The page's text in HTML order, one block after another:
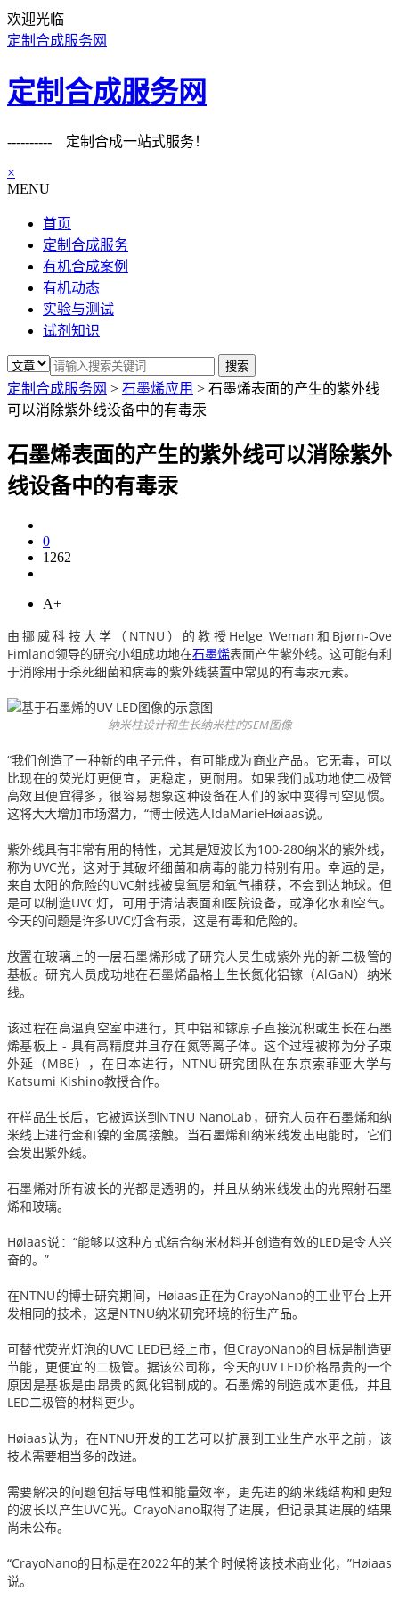
欢迎光临
定制合成服务网
定制合成服务网
---------- 定制合成一站式服务！
×
MENU
首页
定制合成服务
有机合成案例
有机动态
实验与测试
试剂知识
定制合成服务网 > 石墨烯应用 > 石墨烯表面的产生的紫外线
可以消除紫外线设备中的有毒汞
石墨烯表面的产生的紫外线可以消除紫外
线设备中的有毒汞
0
1262
A+
由挪威科技大学（NTNU）的教授Helge Weman和Bjørn-Ove
Fimland领导的研究小组成功地在石墨烯表面产生紫外线。 这可能有利
于消除用于杀死细菌和病毒的紫外线装置中常见的有毒汞元素。
纳米柱设计和生长纳米柱的SEM图像
“我们创造了一种新的电子元件，有可能成为商业产品。 它无毒，可以
比现在的荧光灯更便宜，更稳定，更耐用。 如果我们成功地使二极管
高效且便宜得多，很容易想象这种设备在人们的家中变得司空见惯。
这将大大增加市场潜力，“博士候选人IdaMarieHøiaas说。
紫外线具有非常有用的特性，尤其是短波长为100-280纳米的紫外线，
称为UVC光，这对于其破坏细菌和病毒的能力特别有用。幸运的是，
来自太阳的危险的UVC射线被臭氧层和氧气捕获，不会到达地球。 但
是可以制造UVC灯，可用于清洁表面和医院设备，或净化水和空气。
今天的问题是许多UVC灯含有汞，这是有毒和危险的。
放置在玻璃上的一层石墨烯形成了研究人员生成紫外光的新二极管的
基板。研究人员成功地在石墨烯晶格上生长氮化铝镓（AlGaN）纳米
线。
该过程在高温真空室中进行，其中铝和镓原子直接沉积或生长在石墨
烯基板上 - 具有高精度并且存在氮等离子体。这个过程被称为分子束
外延（MBE），在日本进行，NTNU研究团队在东京索菲亚大学与
Katsumi Kishino教授合作。
在样品生长后，它被运送到NTNU NanoLab，研究人员在石墨烯和纳
米线上进行金和镍的金属接触。
当石墨烯和纳米线发出电能时，它们
会发出紫外线。
石墨烯对所有波长的光都是透明的，并且从纳米线发出的光照射石墨
烯和玻璃。
Høiaas说：“能够以这种方式结合纳米材料并创造有效的LED是令人兴
奋的。”
在NTNU的博士研究期间，Høiaas正在为CrayoNano的工业平台上开
发相同的技术，这是NTNU纳米研究环境的衍生产品。
可替代荧光灯泡的UVC LED已经上市，但CrayoNano的目标是制造更
节能，更便宜的二极管。 据该公司称，今天的UV LED价格昂贵的一个
原因是基板是由昂贵的氮化铝制成的。石墨烯的制造成本更低，并且
LED二极管的材料更少。
Høiaas认为，在NTNU开发的工艺可以扩展到工业生产水平之前，该
技术需要相当多的改进。
需要解决的问题包括导电性和能量效率，更先进的纳米线结构和更短
的波长以产生UVC光。 CrayoNano取得了进展，但记录其进展的结果
尚未公布。
“CrayoNano的目标是在2022年的某个时候将该技术商业化，”Høiaas
说。